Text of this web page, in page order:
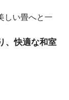
しい畳へと一
、快適な和室